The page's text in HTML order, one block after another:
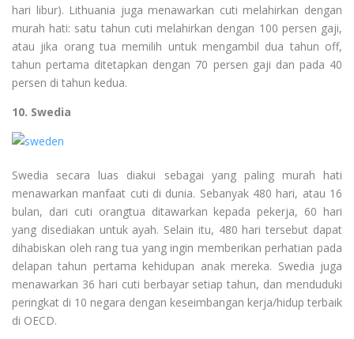
hari libur). Lithuania juga menawarkan cuti melahirkan dengan
murah hati: satu tahun cuti melahirkan dengan 100 persen gaji,
atau jika orang tua memilih untuk mengambil dua tahun off,
tahun pertama ditetapkan dengan 70 persen gaji dan pada 40
persen di tahun kedua.
10. Swedia
Swedia secara luas diakui sebagai yang paling murah hati
menawarkan manfaat cuti di dunia. Sebanyak 480 hari, atau 16
bulan, dari cuti orangtua ditawarkan kepada pekerja, 60 hari
yang disediakan untuk ayah. Selain itu, 480 hari tersebut dapat
dihabiskan oleh rang tua yang ingin memberikan perhatian pada
delapan tahun pertama kehidupan anak mereka. Swedia juga
menawarkan 36 hari cuti berbayar setiap tahun, dan menduduki
peringkat di 10 negara dengan keseimbangan kerja/hidup terbaik
di OECD.